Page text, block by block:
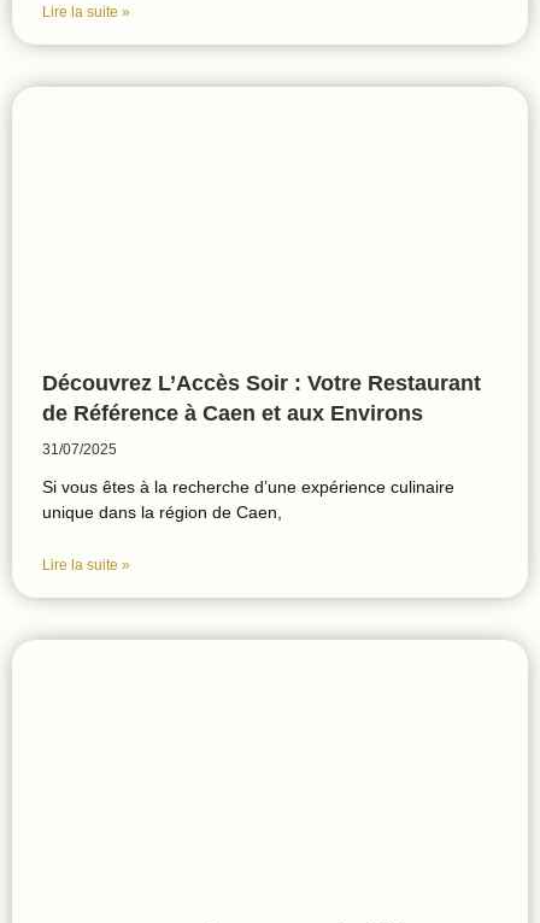
Lire la suite »
Découvrez L’Accès Soir : Votre Restaurant
de Référence à Caen et aux Environs
31/07/2025
Si vous êtes à la recherche d’une expérience culinaire
unique dans la région de Caen,
Lire la suite »